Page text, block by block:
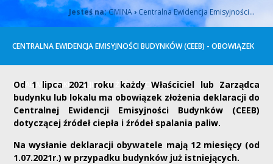
Jesteś na:GMINA›Centralna Ewidencja Emisyjności...
CENTRALNA EWIDENCJA EMISYJNOŚCI BUDYNKÓW (CEEB) - OBOWIĄZEK
SKŁADANIA DEKLARACJI DOT. ŹRÓDEŁ CIEPŁA.
Od 1 lipca 2021 roku każdy Właściciel lub Zarządca
budynku lub lokalu ma obowiązek złożenia deklaracji do
Centralnej Ewidencji Emisyjności Budynków (CEEB)
dotyczącej źródeł ciepła i źródeł spalania paliw.
Na wysłanie deklaracji obywatele mają 12 miesięcy (od
1.07.2021r.) w przypadku budynków już istniejących.